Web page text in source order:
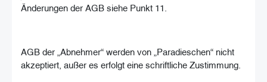
Änderungen der AGB siehe Punkt 11.
AGB der „Abnehmer“ werden von „Paradieschen“ nicht
akzeptiert, außer es erfolgt eine schriftliche Zustimmung.